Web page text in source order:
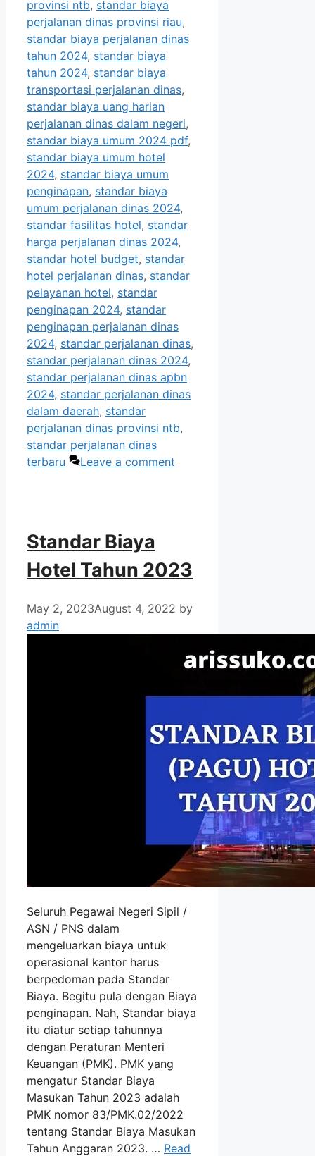
provinsi ntb, standar biaya
perjalanan dinas provinsi riau,
standar biaya perjalanan dinas
tahun 2024, standar biaya
tahun 2024, standar biaya
transportasi perjalanan dinas,
standar biaya uang harian
perjalanan dinas dalam negeri,
standar biaya umum 2024 pdf,
standar biaya umum hotel
2024, standar biaya umum
penginapan, standar biaya
umum perjalanan dinas 2024,
standar fasilitas hotel, standar
harga perjalanan dinas 2024,
standar hotel budget, standar
hotel perjalanan dinas, standar
pelayanan hotel, standar
penginapan 2024, standar
penginapan perjalanan dinas
2024, standar perjalanan dinas,
standar perjalanan dinas 2024,
standar perjalanan dinas apbn
2024, standar perjalanan dinas
dalam daerah, standar
perjalanan dinas provinsi ntb,
standar perjalanan dinas
terbaru
Leave a comment
Standar Biaya
Hotel Tahun 2023
May 2, 2023August 4, 2022 by
admin
Seluruh Pegawai Negeri Sipil /
ASN / PNS dalam
mengeluarkan biaya untuk
operasional kantor harus
berpedoman pada Standar
Biaya. Begitu pula dengan Biaya
penginapan. Nah, Standar biaya
itu diatur setiap tahunnya
dengan Peraturan Menteri
Keuangan (PMK). PMK yang
mengatur Standar Biaya
Masukan Tahun 2023 adalah
PMK nomor 83/PMK.02/2022
tentang Standar Biaya Masukan
Tahun Anggaran 2023. … Read